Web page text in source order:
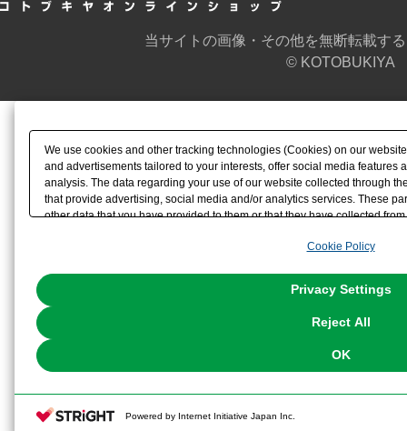
当サイトの画像・その他を無断転載す
© KOTOBUKIYA
We use cookies and other tracking technologies (Cookies) on our
and advertisements tailored to your interests, offer social media features
analysis. The data regarding your use of our website collected through
that provide advertising, social media and/or analytics services. These
other data that you have provided to them or that they have collected
the use of all Cookies except for Strictly Necessary Cookies, please
You can change your consent or rejection settings at any time via
Cookie Policy
Privacy Settings
Reject All
OK
Powered by Internet Initiative Japan Inc.